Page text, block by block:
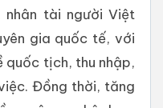
nhân tài người Việt
gia quốc tế, với
quốc tịch, thu nhập,
Đồng thời, tăng